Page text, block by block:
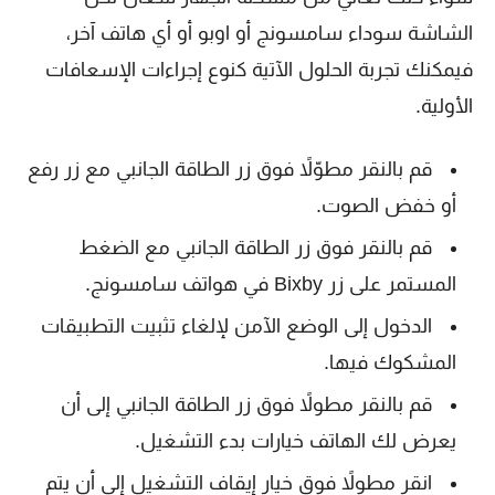
الشاشة سوداء سامسونج أو اوبو أو أي هاتف آخر،
فيمكنك تجربة الحلول الآتية كنوع إجراءات الإسعافات
الأولية.
قم بالنقر مطوّلاً فوق زر الطاقة الجانبي مع زر رفع
أو خفض الصوت.
قم بالنقر فوق زر الطاقة الجانبي مع الضغط
المستمر على زر Bixby في هواتف سامسونج.
الدخول إلى الوضع الآمن لإلغاء تثبيت التطبيقات
المشكوك فيها.
قم بالنقر مطولاً فوق زر الطاقة الجانبي إلى أن
يعرض لك الهاتف خيارات بدء التشغيل.
انقر مطولاً فوق خيار إيقاف التشغيل إلى أن يتم